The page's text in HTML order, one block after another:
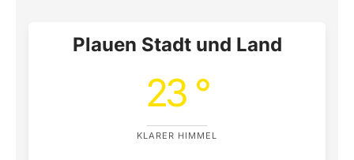
Plauen Stadt und Land
23 °
KLARER HIMMEL